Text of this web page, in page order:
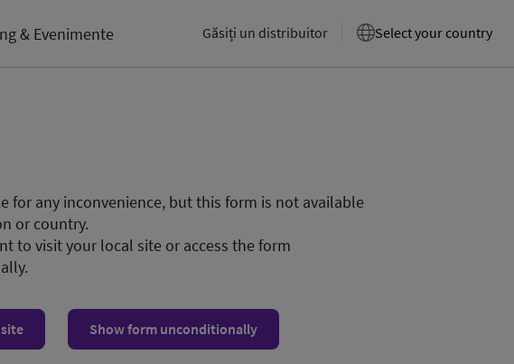
& Evenimente Găsiți un distribuitor Select your country
for any inconvenience, but this form is not available
or country.
to visit your local site or access the form
Show form unconditionally